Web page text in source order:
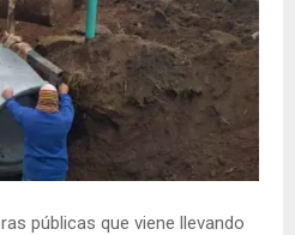
públicas que viene llevando